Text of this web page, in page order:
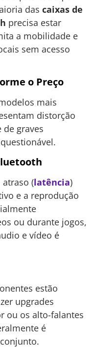
das caixas de
precisa estar
a mobilidade e
sem acesso
o Preço
mais
distorção
graves
(latência)
e a reprodução
ou durante jogos,
e vídeo é
estão
upgrades
ou os alto-falantes
é